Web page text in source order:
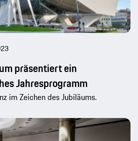
präsentiert ein
Jahresprogramm
im Zeichen des Jubiläums.